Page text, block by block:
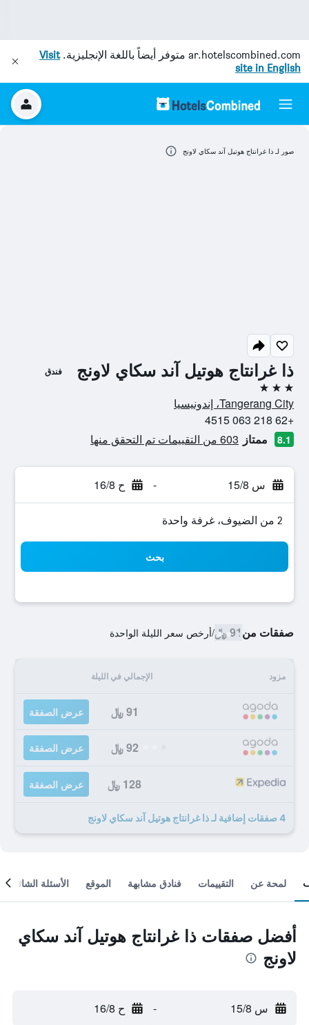
ar.hotelscombined.com متوفر أيضاً باللغة الإنجليزية.Visit
site in English
ذا غرانتاج هوتيل آند سكاي لاونج فندق
3 نجوم
Tangerang City، إندونيسيا
+62 218 063 4515
8.1 ممتاز 603 من التقييمات تم التحقق منها
س 15/8 - ح 16/8
2 من الضيوف، غرفة واحدة
بحث
صفقات من91 ﷼ /أرخص سعر الليلة الواحدة
مزود الإجمالي في الليلة
91 ﷼ عرض الصفقة
92 ﷼ عرض الصفقة
128 ﷼ عرض الصفقة
4 صفقات إضافية لـ ذا غرانتاج هوتيل آند سكاي لاونج
صور لـ ذا غرانتاج هوتيل آند سكاي لاونج
لمحة عن التقييمات فنادق مشابهة الموقع الأسئلة الشائعة
أفضل صفقات ذا غرانتاج هوتيل آند سكاي
لاونج
س 15/8 - ح 16/8